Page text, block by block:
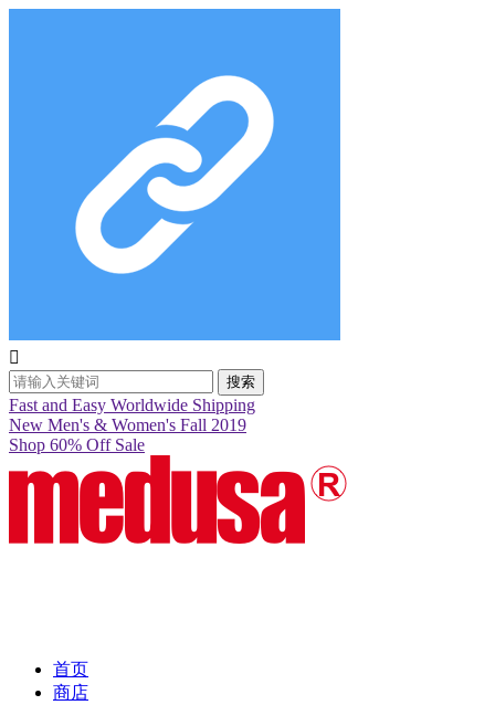

搜索
Fast and Easy Worldwide Shipping
New Men's & Women's Fall 2019
Shop 60% Off Sale
首页
商店